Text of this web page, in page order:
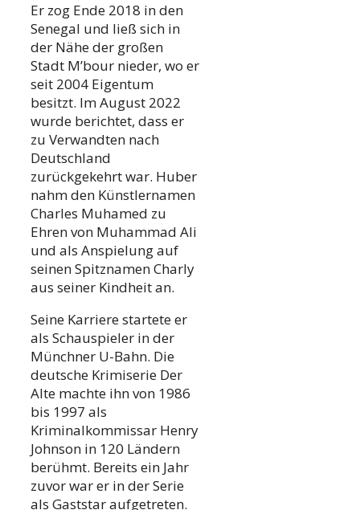
Er zog Ende 2018 in den
Senegal und ließ sich in
der Nähe der großen
Stadt M’bour nieder, wo er
seit 2004 Eigentum
besitzt. Im August 2022
wurde berichtet, dass er
zu Verwandten nach
Deutschland
zurückgekehrt war. Huber
nahm den Künstlernamen
Charles Muhamed zu
Ehren von Muhammad Ali
und als Anspielung auf
seinen Spitznamen Charly
aus seiner Kindheit an.
Seine Karriere startete er
als Schauspieler in der
Münchner U-Bahn. Die
deutsche Krimiserie Der
Alte machte ihn von 1986
bis 1997 als
Kriminalkommissar Henry
Johnson in 120 Ländern
berühmt. Bereits ein Jahr
zuvor war er in der Serie
als Gaststar aufgetreten.